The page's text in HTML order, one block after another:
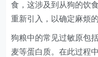
食，这涉及到从狗的饮
重新引入，以确定麻烦的
狗粮中的常见过敏原包
麦等蛋白质。在此过程